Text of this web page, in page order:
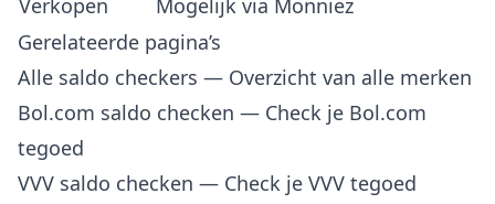
Verkopen
Mogelijk via Monniez
Gerelateerde pagina’s
Alle saldo checkers — Overzicht van alle merken
Bol.com saldo checken — Check je Bol.com
tegoed
VVV saldo checken — Check je VVV tegoed